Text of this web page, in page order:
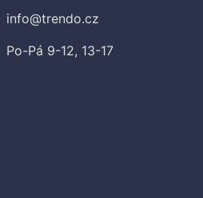
info@trendo.cz
Po-Pá 9-12, 13-17